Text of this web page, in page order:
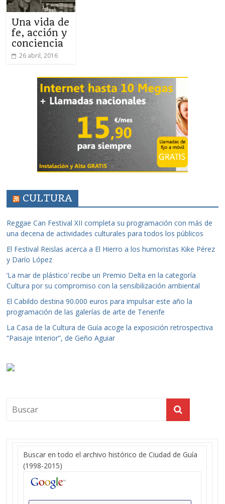
Una vida de
fe, acción y
conciencia
26 abril, 2016
CULTURA
Reggae Can Festival XII completa su programación con más de
una decena de actividades culturales para todos los públicos
El Festival Reislas acerca a El Hierro a los humoristas Kike Pérez
y Darío López
‘La mar de plástico’ recibe un Premio Delta en la categoría
Cultura por su compromiso con la sensibilización ambiental
El Cabildo destina 90.000 euros para impulsar este año la
programación de las galerías de arte de Tenerife
La Casa de la Cultura de Guía acoge la exposición retrospectiva
“Paisaje Interior”, de Geño Aguiar
Buscar en todo el archivo histórico de Ciudad de Guía
(1998-2015)